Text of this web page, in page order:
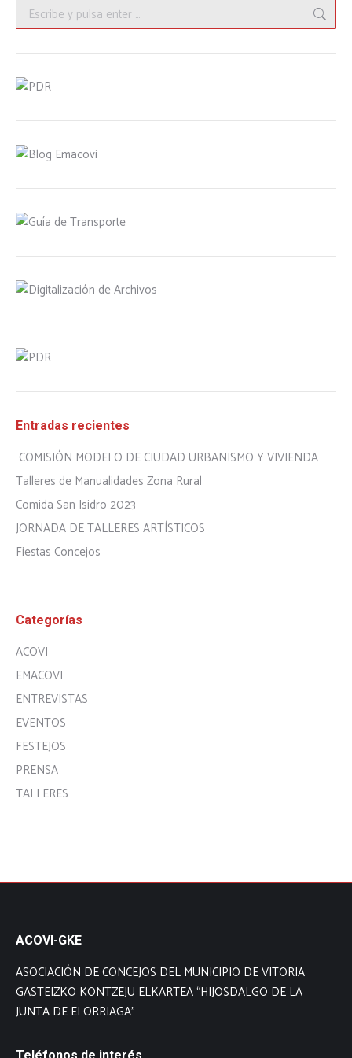
Buscar:
Entradas recientes
COMISIÓN MODELO DE CIUDAD URBANISMO Y VIVIENDA
Talleres de Manualidades Zona Rural
Comida San Isidro 2023
JORNADA DE TALLERES ARTÍSTICOS
Fiestas Concejos
Categorías
ACOVI
EMACOVI
ENTREVISTAS
EVENTOS
FESTEJOS
PRENSA
TALLERES
ACOVI-GKE
ASOCIACIÓN DE CONCEJOS DEL MUNICIPIO DE VITORIA
GASTEIZKO KONTZEJU ELKARTEA “HIJOSDALGO DE LA
JUNTA DE ELORRIAGA”